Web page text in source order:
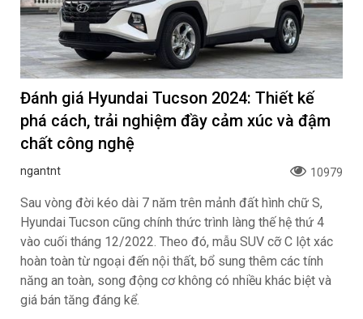
Đánh giá Hyundai Tucson 2024: Thiết kế
phá cách, trải nghiệm đầy cảm xúc và đậm
chất công nghệ
ngantnt 10979
Sau vòng đời kéo dài 7 năm trên mảnh đất hình chữ S,
Hyundai Tucson cũng chính thức trình làng thế hệ thứ 4
vào cuối tháng 12/2022. Theo đó, mẫu SUV cỡ C lột xác
hoàn toàn từ ngoại đến nội thất, bổ sung thêm các tính
năng an toàn, song động cơ không có nhiều khác biệt và
giá bán tăng đáng kể.